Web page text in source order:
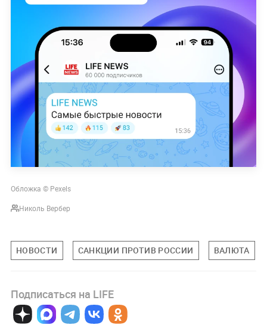
Обложка © Pexels
Николь Вербер
НОВОСТИ САНКЦИИ ПРОТИВ РОССИИ ВАЛЮТА
Подписаться на LIFE